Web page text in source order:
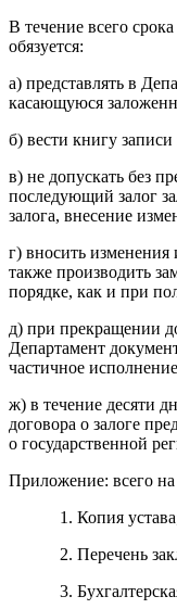
В течение всего
обязуется:
а) представлять в
касающуюся
б) вести книгу записи
в) не допускать без
последующий залог
залога, внесение
г) вносить изменения
также производить
порядке, как и при
д) при прекращении
Департамент
частичное исполнение
ж) в течение десяти
договора о залоге
о государственной
Приложение: всего на
1. Копия
2. Перечень
3.